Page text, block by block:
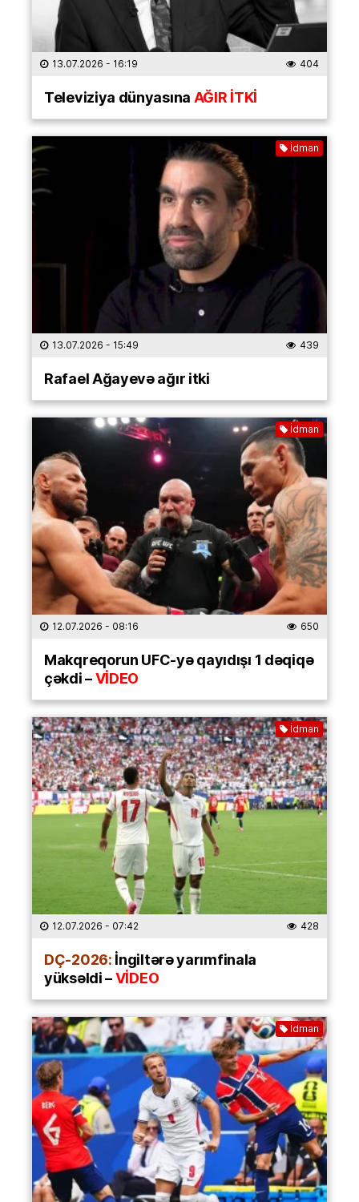
13.07.2026 - 16:19 404
Televiziya dünyasınaAĞIR İTKİ
İdman
13.07.2026 - 15:49 439
Rafael Ağayevə ağır itki
İdman
12.07.2026 - 08:16 650
Makqreqorun UFC-yə qayıdışı 1 dəqiqə
çəkdi –VİDEO
İdman
12.07.2026 - 07:42 428
DÇ-2026:İngiltərə yarımfinala
yüksəldi –VİDEO
İdman